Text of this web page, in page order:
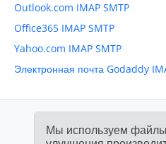
Outlook.com IMAP SMTP
Office365 IMAP SMTP
Yahoo.com IMAP SMTP
Электронная почта Godaddy
Мы используем